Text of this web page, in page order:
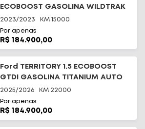
ECOBOOST GASOLINA WILDTRAK
4X4 SE
2023/2023 KM 15000
Por apenas
R$ 184.900,00
Ford TERRITORY 1.5 ECOBOOST
GTDI GASOLINA TITANIUM AUTO
2025/2026 KM 22000
Por apenas
R$ 184.900,00